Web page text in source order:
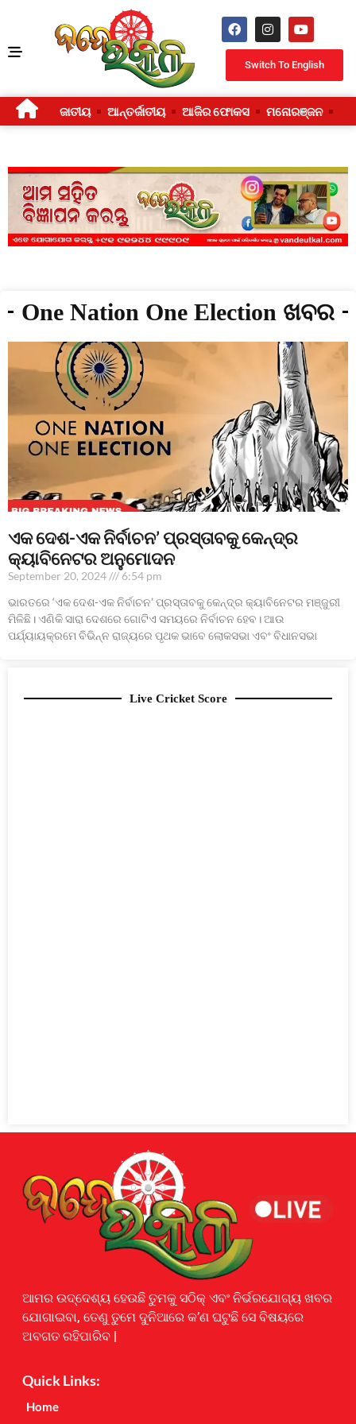
Switch To English
ଜାତୀୟ ଆନ୍ତର୍ଜାତୀୟ ଆଜିର ଫୋକସ ମନୋରଞ୍ଜନ
One Nation One Election ଖବର
ଏକ ଦେଶ-ଏକ ନିର୍ବାଚନ’ ପ୍ରସ୍ତାବକୁ କେନ୍ଦ୍ର
କ୍ୟାବିନେଟର ଅନୁମୋଦନ
September 20, 2024
6:54 pm
ଭାରତରେ ‘ଏକ ଦେଶ-ଏକ ନିର୍ବାଚନ’ ପ୍ରସ୍ତାବକୁ କେନ୍ଦ୍ର କ୍ୟାବିନେଟର ମଞ୍ଜୁରୀ
ମିଳିଛି। ଏଣିକି ସାରା ଦେଶରେ ଗୋଟିଏ ସମୟରେ ନିର୍ବାଚନ ହେବ। ଆଉ
ପର୍ଯ୍ୟାୟକ୍ରମେ ବିଭିନ୍ନ ରାଜ୍ୟରେ ପୃଥକ ଭାବେ ଲୋକସଭା ଏବଂ ବିଧାନସଭା
Live Cricket Score
ଆମର ଉଦ୍ଦେଶ୍ୟ ହେଉଛି ତୁମକୁ ସଠିକ୍ ଏବଂ ନିର୍ଭରଯୋଗ୍ୟ ଖବର
ଯୋଗାଇବା, ତେଣୁ ତୁମେ ଦୁନିଆରେ କ’ଣ ଘଟୁଛି ସେ ବିଷୟରେ
ଅବଗତ ରହିପାରିବ |
Quick Links:
Home